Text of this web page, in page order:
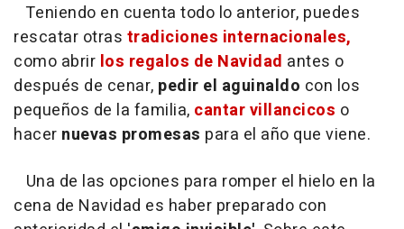
Teniendo en cuenta todo lo anterior, puedes
rescatar otras tradiciones internacionales,
como abrir los regalos de Navidad antes o
después de cenar, pedir el aguinaldo con los
pequeños de la familia, cantar villancicos o
hacer nuevas promesas para el año que viene.
Una de las opciones para romper el hielo en la
cena de Navidad es haber preparado con